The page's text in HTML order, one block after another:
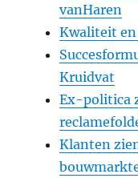
vanHaren
Kwaliteit
Kruidvat
Ex-politica
Klanten